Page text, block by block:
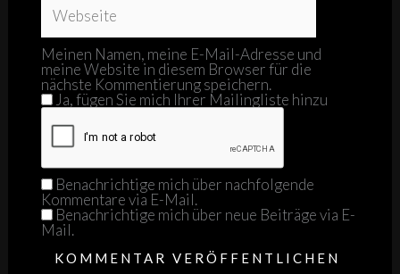
Meinen Namen, meine E-Mail-Adresse und
meine Website in diesem Browser für die
nächste Kommentierung speichern.
Ja, fügen Sie mich Ihrer Mailingliste hinzu
Benachrichtige mich über nachfolgende
Kommentare via E-Mail.
Benachrichtige mich über neue Beiträge via E-
Mail.